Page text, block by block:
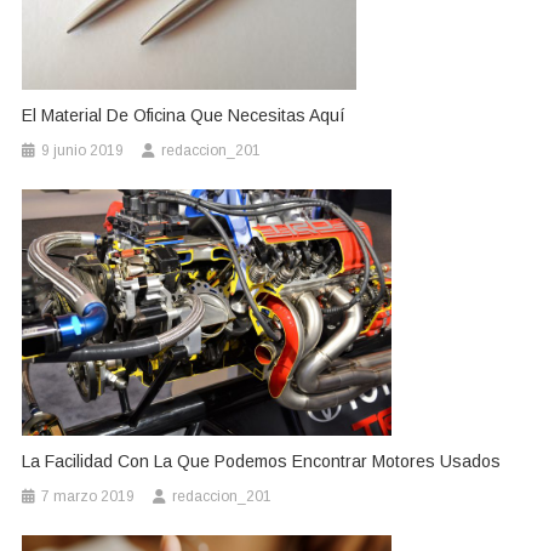
El Material De Oficina Que Necesitas Aquí
9 junio 2019 redaccion_201
La Facilidad Con La Que Podemos Encontrar Motores Usados
7 marzo 2019 redaccion_201